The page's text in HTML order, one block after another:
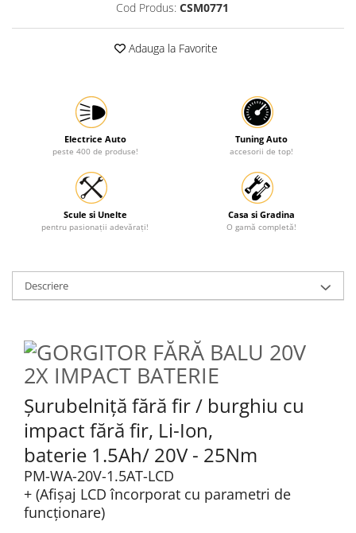
Suport motocicleta
Surubelnite
Tunuri de caldura si aeroteme
Utilaje constructie
Cod Produs: CSM0771
Adauga la Favorite
Electrice Auto
peste 400 de produse!
Tuning Auto
accesorii de top!
Scule si Unelte
pentru pasionații adevărați!
Casa si Gradina
O gamă completă!
Descriere
Șurubelniță fără fir / burghiu cu
impact fără fir, Li-Ion,
baterie 1.5Ah/ 20V - 25Nm
PM-WA-20V-1.5AT-LCD
+ (Afișaj LCD încorporat cu parametri de
funcționare)